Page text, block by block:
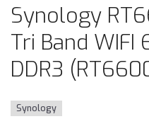
Synology
Tri Band WIFI
DDR3
Synology